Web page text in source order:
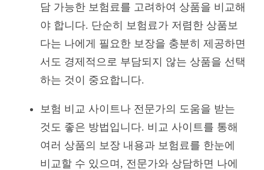
담 가능한 보험료를 고려하여 상품을 비교해
야 합니다. 단순히 보험료가 저렴한 상품보
다는 나에게 필요한 보장을 충분히 제공하면
서도 경제적으로 부담되지 않는 상품을 선택
하는 것이 중요합니다.
보험 비교 사이트나 전문가의 도움을 받는
것도 좋은 방법입니다. 비교 사이트를 통해
여러 상품의 보장 내용과 보험료를 한눈에
비교할 수 있으며, 전문가와 상담하면 나에